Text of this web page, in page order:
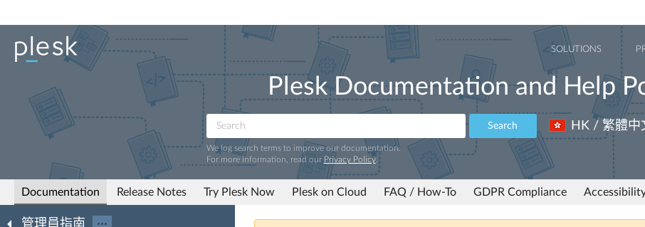
SOLUTIONS
Plesk Documentation and Help
Search
We log search terms to improve our documentation.
For more information, read our Privacy Policy.
HK / 繁體中
Documentation Release Notes Try Plesk Now Plesk on Cloud FAQ / How-To GDPR Compliance
管理員指南 ···